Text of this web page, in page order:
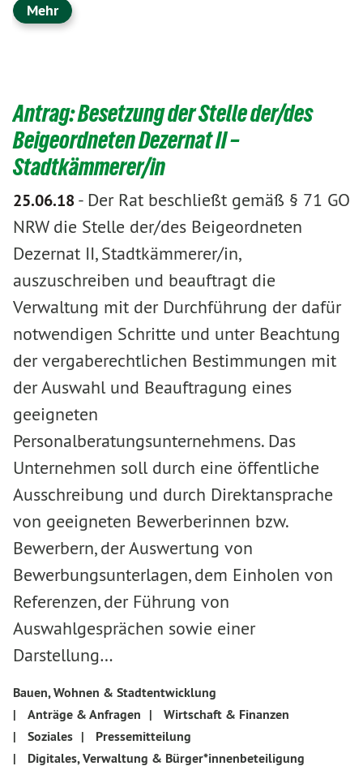
Mehr
Antrag: Besetzung der Stelle der/des
Beigeordneten Dezernat II –
Stadtkämmerer/in
25.06.18- Der Rat beschließt gemäß § 71 GO
NRW die Stelle der/des Beigeordneten
Dezernat II, Stadtkämmerer/in,
auszuschreiben und beauftragt die
Verwaltung mit der Durchführung der dafür
notwendigen Schritte und unter Beachtung
der vergaberechtlichen Bestimmungen mit
der Auswahl und Beauftragung eines
geeigneten
Personalberatungsunternehmens. Das
Unternehmen soll durch eine öffentliche
Ausschreibung und durch Direktansprache
von geeigneten Bewerberinnen bzw.
Bewerbern, der Auswertung von
Bewerbungsunterlagen, dem Einholen von
Referenzen, der Führung von
Auswahlgesprächen sowie einer
Darstellung…
Bauen, Wohnen & Stadtentwicklung
|
Anträge & Anfragen |
Wirtschaft & Finanzen
|
Soziales |
Pressemitteilung
|
Digitales, Verwaltung & Bürger*innenbeteiligung